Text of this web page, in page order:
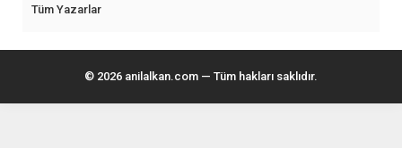
Tüm Yazarlar
© 2026 anilalkan.com — Tüm hakları saklıdır.